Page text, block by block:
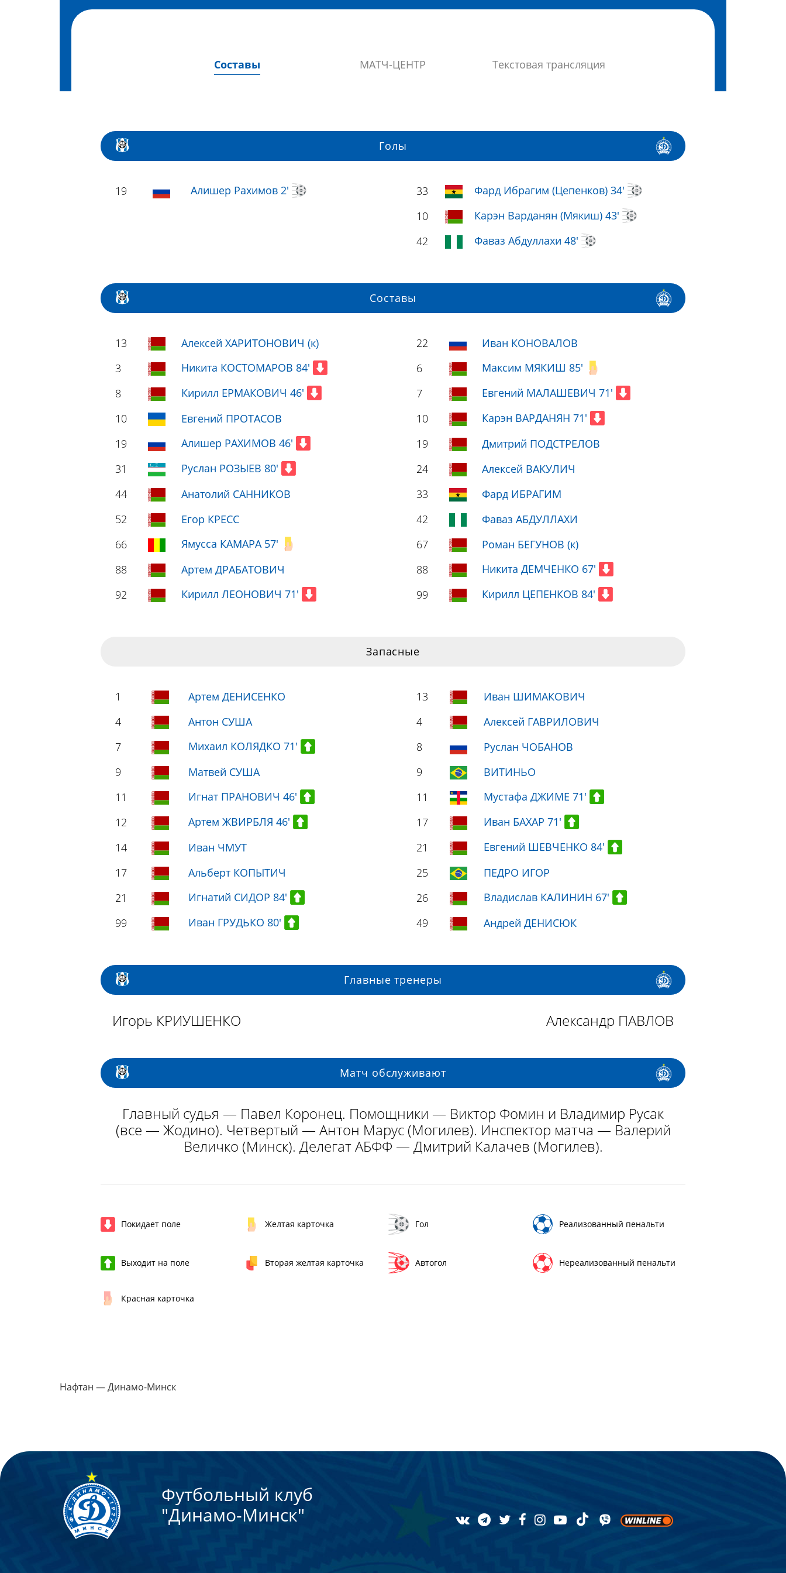
Составы МАТЧ-ЦЕНТР Текстовая трансляция
Голы
19 Алишер Рахимов 2' 33
Фард Ибрагим (Цепенков) 34'
10
Карэн Варданян (Мякиш) 43'
42
Фаваз Абдуллахи 48'
Составы
13
Алексей ХАРИТОНОВИЧ (к)
3
Никита КОСТОМАРОВ 84'
8
Кирилл ЕРМАКОВИЧ 46'
10
Евгений ПРОТАСОВ
19
Алишер РАХИМОВ 46'
31
Руслан РОЗЫЕВ 80'
44
Анатолий САННИКОВ
52
Егор КРЕСС
66
Ямусса КАМАРА 57'
88
Артем ДРАБАТОВИЧ
92
Кирилл ЛЕОНОВИЧ 71'
22
Иван КОНОВАЛОВ
6
Максим МЯКИШ 85'
7
Евгений МАЛАШЕВИЧ 71'
10
Карэн ВАРДАНЯН 71'
19
Дмитрий ПОДСТРЕЛОВ
24
Алексей ВАКУЛИЧ
33
Фард ИБРАГИМ
42
Фаваз АБДУЛЛАХИ
67
Роман БЕГУНОВ (к)
88
Никита ДЕМЧЕНКО 67'
99
Кирилл ЦЕПЕНКОВ 84'
Запасные
1
Артем ДЕНИСЕНКО
4
Антон СУША
7
Михаил КОЛЯДКО 71'
9
Матвей СУША
11
Игнат ПРАНОВИЧ 46'
12
Артем ЖВИРБЛЯ 46'
14
Иван ЧМУТ
17
Альберт КОПЫТИЧ
21
Игнатий СИДОР 84'
99
Иван ГРУДЬКО 80'
13
Иван ШИМАКОВИЧ
4
Алексей ГАВРИЛОВИЧ
8
Руслан ЧОБАНОВ
9
ВИТИНЬО
11
Мустафа ДЖИМЕ 71'
17
Иван БАХАР 71'
21
Евгений ШЕВЧЕНКО 84'
25
ПЕДРО ИГОР
26
Владислав КАЛИНИН 67'
49
Андрей ДЕНИСЮК
Главные тренеры
Игорь КРИУШЕНКО Александр ПАВЛОВ
Матч обслуживают
Главный судья — Павел Коронец. Помощники — Виктор Фомин и Владимир Русак
(все — Жодино). Четвертый — Антон Марус (Могилев). Инспектор матча — Валерий
Величко (Минск). Делегат АБФФ — Дмитрий Калачев (Могилев).
Покидает поле Желтая карточка Гол Реализованный пенальти
Выходит на поле Вторая желтая карточка Автогол Нереализованный пенальти
Красная карточка
Нафтан — Динамо-Минск
Футбольный клуб
"Динамо-Минск"